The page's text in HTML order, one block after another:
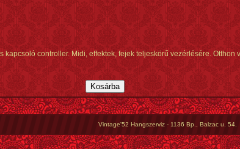
kapcsoló controller. Midi, effektek, fejek teljeskörű vezérlésére. Otthon
Vintage'52 Hangszerviz - 1136 Bp., Balzac u. 54.